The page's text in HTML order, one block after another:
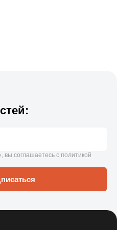
вы соглашаетесь с политикой